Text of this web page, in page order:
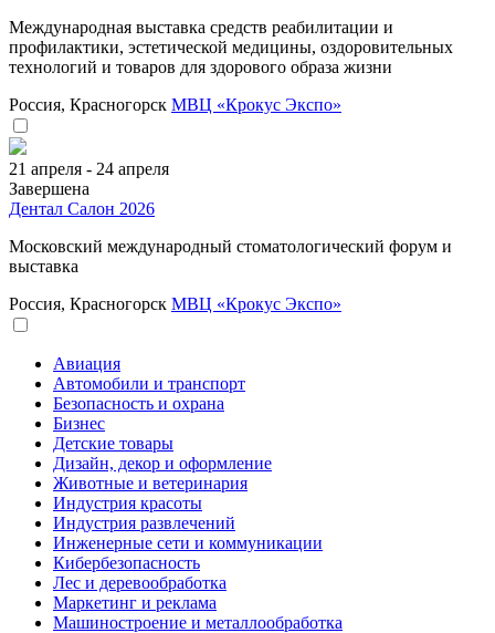
Международная выставка средств реабилитации и
профилактики, эстетической медицины, оздоровительных
технологий и товаров для здорового образа жизни
Россия, Красногорск МВЦ «Крокус Экспо»
21 апреля - 24 апреля
Завершена
Дентал Салон 2026
Московский международный стоматологический форум и
выставка
Россия, Красногорск МВЦ «Крокус Экспо»
Авиация
Автомобили и транспорт
Безопасность и охрана
Бизнес
Детские товары
Дизайн, декор и оформление
Животные и ветеринария
Индустрия красоты
Индустрия развлечений
Инженерные сети и коммуникации
Кибербезопасность
Лес и деревообработка
Маркетинг и реклама
Машиностроение и металлообработка